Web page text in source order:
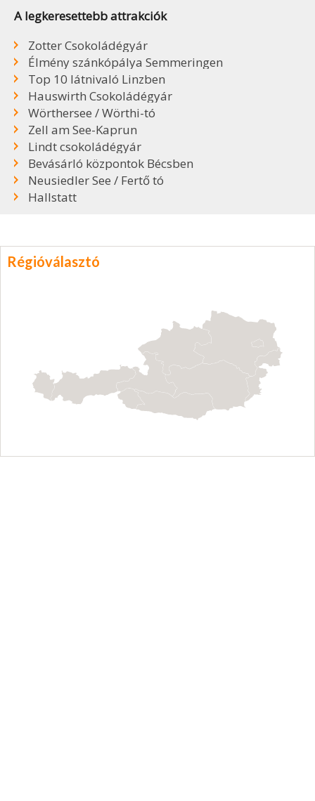
A legkeresettebb attrakciók
Zotter Csokoládégyár
Élmény szánkópálya Semmeringen
Top 10 látnivaló Linzben
Hauswirth Csokoládégyár
Wörthersee / Wörthi-tó
Zell am See-Kaprun
Lindt csokoládégyár
Bevásárló központok Bécsben
Neusiedler See / Fertő tó
Hallstatt
Régióválasztó